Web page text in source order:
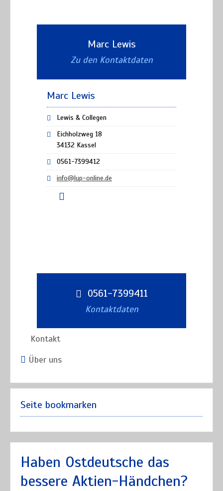
Marc Lewis
Zu den Kontaktdaten
Marc Lewis
Lewis & Collegen
Eichholzweg 18
34132 Kassel
0561-7399412
info@lup-online.de
0561-7399411
Kontaktdaten
Kontakt
Über uns
Seite bookmarken
Haben Ostdeutsche das
bessere Aktien-Händchen?